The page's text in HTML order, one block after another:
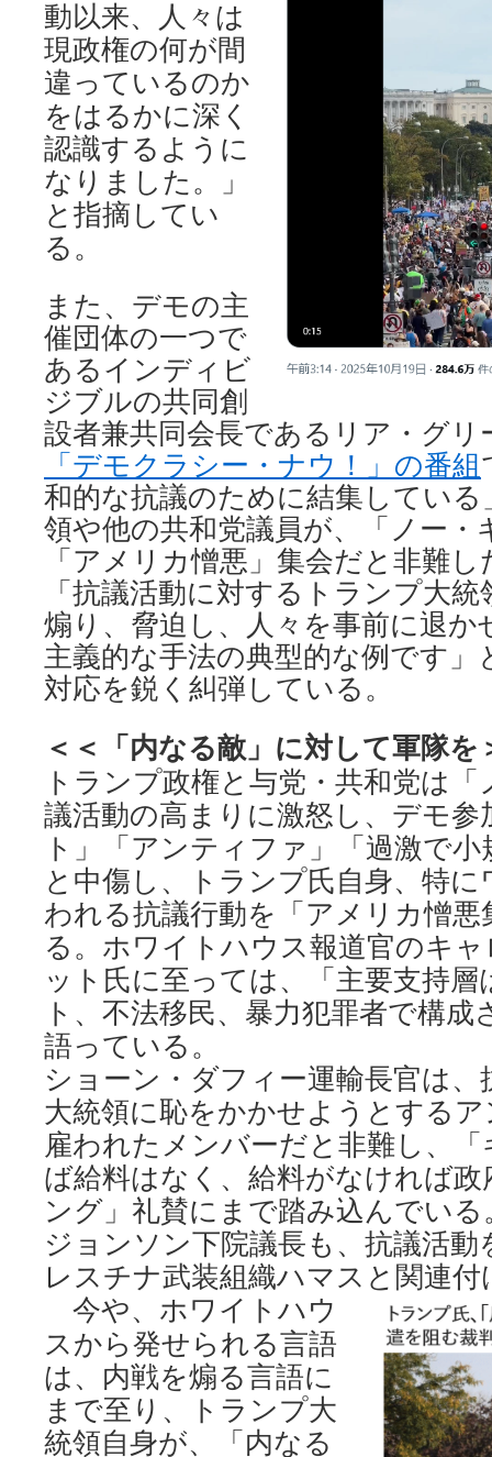
動以来、人々は
現政権の何が間
違っているのか
をはるかに深く
認識するように
なりました。」
と指摘してい
る。
また、デモの主
催団体の一つで
あるインディビ
ジブルの共同創
設者兼共同会長であるリア・グリ
「デモクラシー・ナウ！」の番組
和的な抗議のために結集してい
領や他の共和党議員が、「ノー・
「アメリカ憎悪」集会だと非難
「抗議活動に対するトランプ大
煽り、脅迫し、人々を事前に退か
主義的な手法の典型的な例です
対応を鋭く糾弾している。
＜＜「内なる敵」に対して軍隊を
トランプ政権と与党・共和党は
議活動の高まりに激怒し、デモ参
ト」「アンティファ」「過激で
と中傷し、トランプ氏自身、特
われる抗議行動を「アメリカ憎
る。ホワイトハウス報道官のキ
ット氏に至っては、「主要支持
ト、不法移民、暴力犯罪者で構
語っている。
ショーン・ダフィー運輸長官は、
大統領に恥をかかせようとする
雇われたメンバーだと非難し、
ば給料はなく、給料がなければ
ング」礼賛にまで踏み込んでい
ジョンソン下院議長も、抗議活
レスチナ武装組織ハマスと関連付
今や、ホワイトハウ
スから発せられる言語
は、内戦を煽る言語に
まで至り、トランプ大
統領自身が、「内なる